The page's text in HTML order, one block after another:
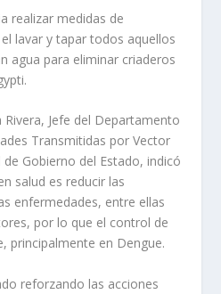
realizar medidas de
lavar y tapar todos aquellos
agua para eliminar criaderos
Rivera, Jefe del Departamento
Transmitidas por Vector
de Gobierno del Estado, indicó
salud es reducir las
enfermedades, entre ellas
por lo que el control de
principalmente en Dengue.
reforzando las acciones